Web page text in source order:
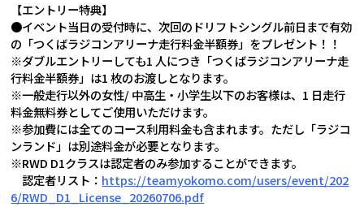
【エントリー特典】
●イベント当日の受付時に、次回のドリフトシングル前日まで有効
の「つくばラジコンアリーナ走行料金半額券」をプレゼント！！
※ダブルエントリーしても1 人につき「つくばラジコンアリーナ走
行料金半額券」は1 枚のお渡しとなります。
※一般走行以外の女性/ 中高生・小学生以下のお客様は、1 日走行
料金無料券としてご使用いただけます。
※参加費には全てのコース利用料金も含まれます。ただし「ラジコ
ンランド」は別途料金が必要となります。
※RWD D1クラスは認定者のみ参加することができます。
認定者リスト： https://teamyokomo.com/users/event/202
6/RWD_D1_License_20260706.pdf